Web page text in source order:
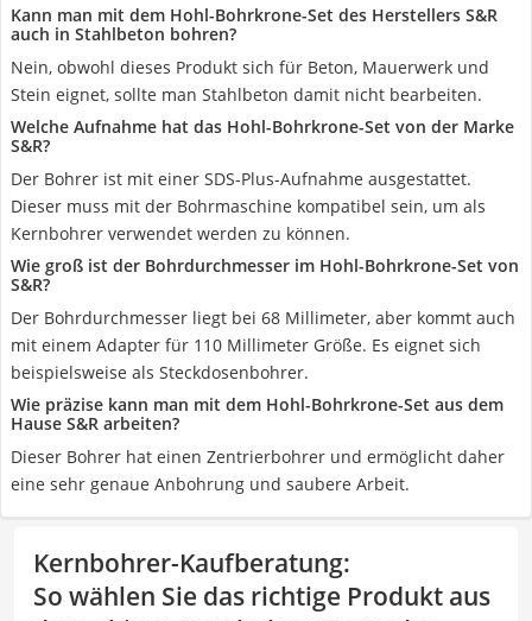
Kann man mit dem Hohl-Bohrkrone-Set des Herstellers S&R
auch in Stahlbeton bohren?
Nein, obwohl dieses Produkt sich für Beton, Mauerwerk und
Stein eignet, sollte man Stahlbeton damit nicht bearbeiten.
Welche Aufnahme hat das Hohl-Bohrkrone-Set von der Marke
S&R?
Der Bohrer ist mit einer SDS-Plus-Aufnahme ausgestattet.
Dieser muss mit der Bohrmaschine kompatibel sein, um als
Kernbohrer verwendet werden zu können.
Wie groß ist der Bohrdurchmesser im Hohl-Bohrkrone-Set von
S&R?
Der Bohrdurchmesser liegt bei 68 Millimeter, aber kommt auch
mit einem Adapter für 110 Millimeter Größe. Es eignet sich
beispielsweise als Steckdosenbohrer.
Wie präzise kann man mit dem Hohl-Bohrkrone-Set aus dem
Hause S&R arbeiten?
Dieser Bohrer hat einen Zentrierbohrer und ermöglicht daher
eine sehr genaue Anbohrung und saubere Arbeit.
Kernbohrer-Kaufberatung:
So wählen Sie das richtige Produkt aus